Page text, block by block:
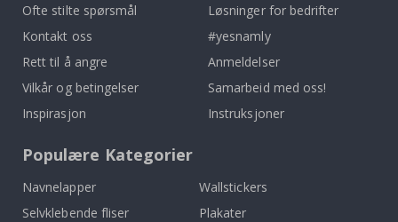
Ofte stilte spørsmål
Kontakt oss
Rett til å angre
Vilkår og betingelser
Inspirasjon
Løsninger for bedrifter
#yesnamly
Anmeldelser
Samarbeid med oss!
Instruksjoner
Populære Kategorier
Navnelapper
Wallstickers
Selvklebende fliser
Plakater